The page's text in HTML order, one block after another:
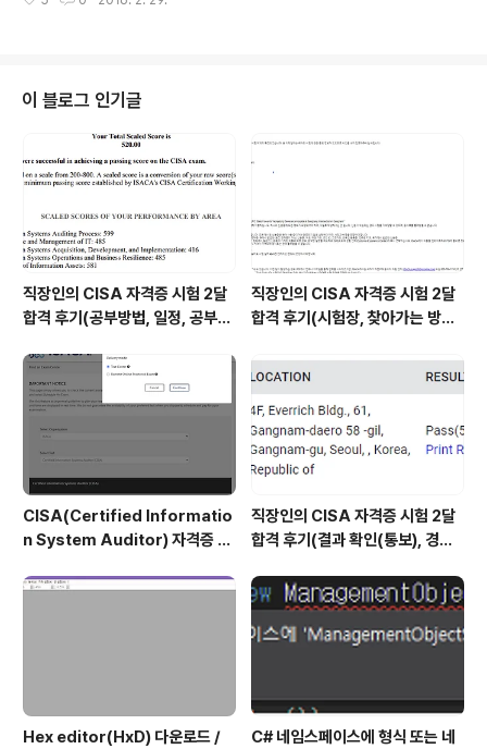
일기능을 필요로 한데 안깔려 있어서 설치가 안 될 가능성
ww.microsoft.com/ko-kr/download/details.asp
x?id=48231위 링크를 통하여 다운을 받고 실행하게 된
다면 윈도우 정기 업데이트 처럼 재부팅하라고 하면서 꺼
질때 혹은 켜질때 구성중입니다. 라면서 퍼센트가 올라가
는 것을 볼 수 있을 것입니다. 만약 안 뜬다면 설치가 안되
이 블로그 인기글
직장인의 CISA 자격증 시험 2달
합격 후기(공부방법, 일정, 공부시
직장인의 CISA 자격증 시험 2달
합격 후기(시험장, 찾아가는 방법,
CISA(Certified Informatio
n System Auditor) 자격증 시
험 일정 확인(23년)
직장인의 CISA 자격증 시험 2달
합격 후기(결과 확인(통보), 경력
Hex editor(HxD) 다운로드 /
C# 네임스페이스에 형식 또는 네